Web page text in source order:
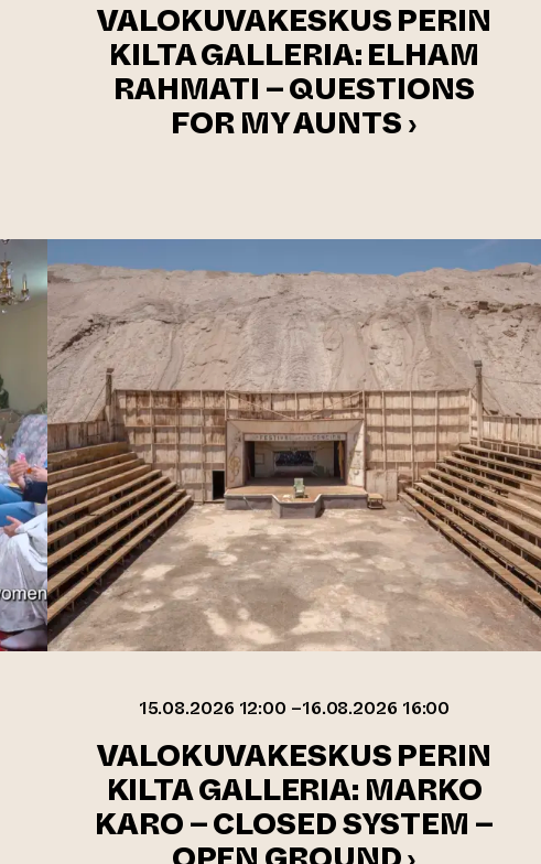
VALOKUVAKESKUS PERIN
KILTA GALLERIA: ELHAM
RAHMATI – QUESTIONS
FOR MY AUNTS ›
15.08.2026 12:00 –16.08.2026 16:00
VALOKUVAKESKUS PERIN
KILTA GALLERIA: MARKO
KARO – CLOSED SYSTEM –